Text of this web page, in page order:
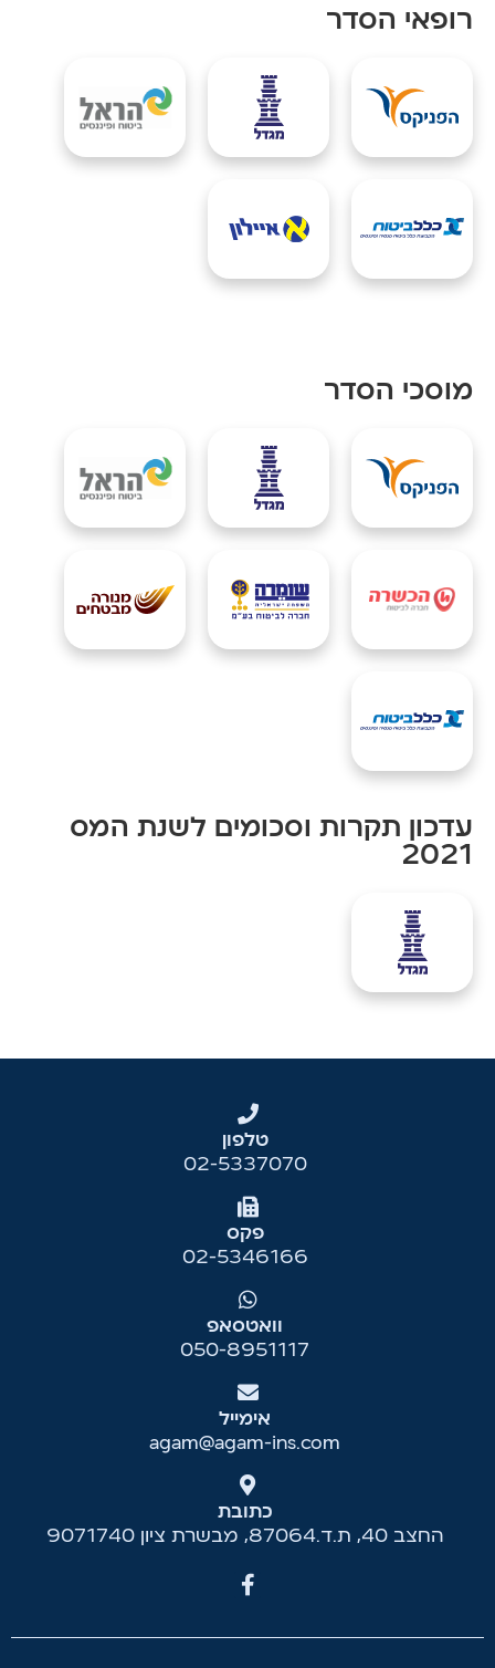
רופאי הסדר
מוסכי הסדר
עדכון תקרות וסכומים לשנת המס
2021
טלפון
02-5337070
פקס
02-5346166
וואטסאפ
050-8951117
אימייל
agam@agam-ins.com
כתובת
החצב 40, ת.ד.87064, מבשרת ציון 9071740